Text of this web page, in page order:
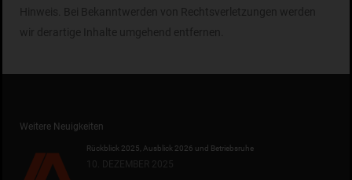
Hinweis. Bei Bekanntwerden von Rechtsverletzungen werden
wir derartige Inhalte umgehend entfernen.
Weitere Neuigkeiten
Rückblick 2025, Ausblick 2026 und Betriebsruhe